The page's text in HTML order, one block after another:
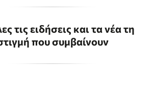
τις ειδήσεις και τα νέα τη
που συμβαίνουν